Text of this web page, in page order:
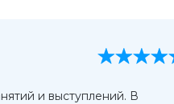
и выступлений. В